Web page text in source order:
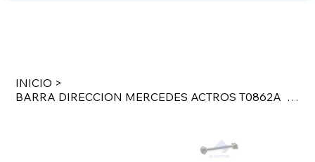
INICIO >
BARRA DIRECCION MERCEDES ACTROS T0862A L 565